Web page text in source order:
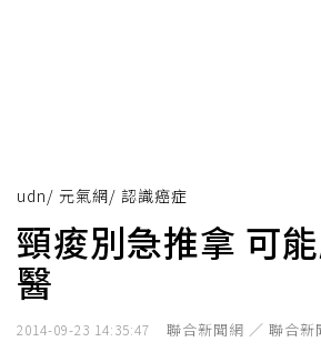
udn/ 元氣網/ 認識癌症
頸痠別急推拿 可
醫
2014-09-23 14:35:47 聯合新聞網 ／ 聯合新